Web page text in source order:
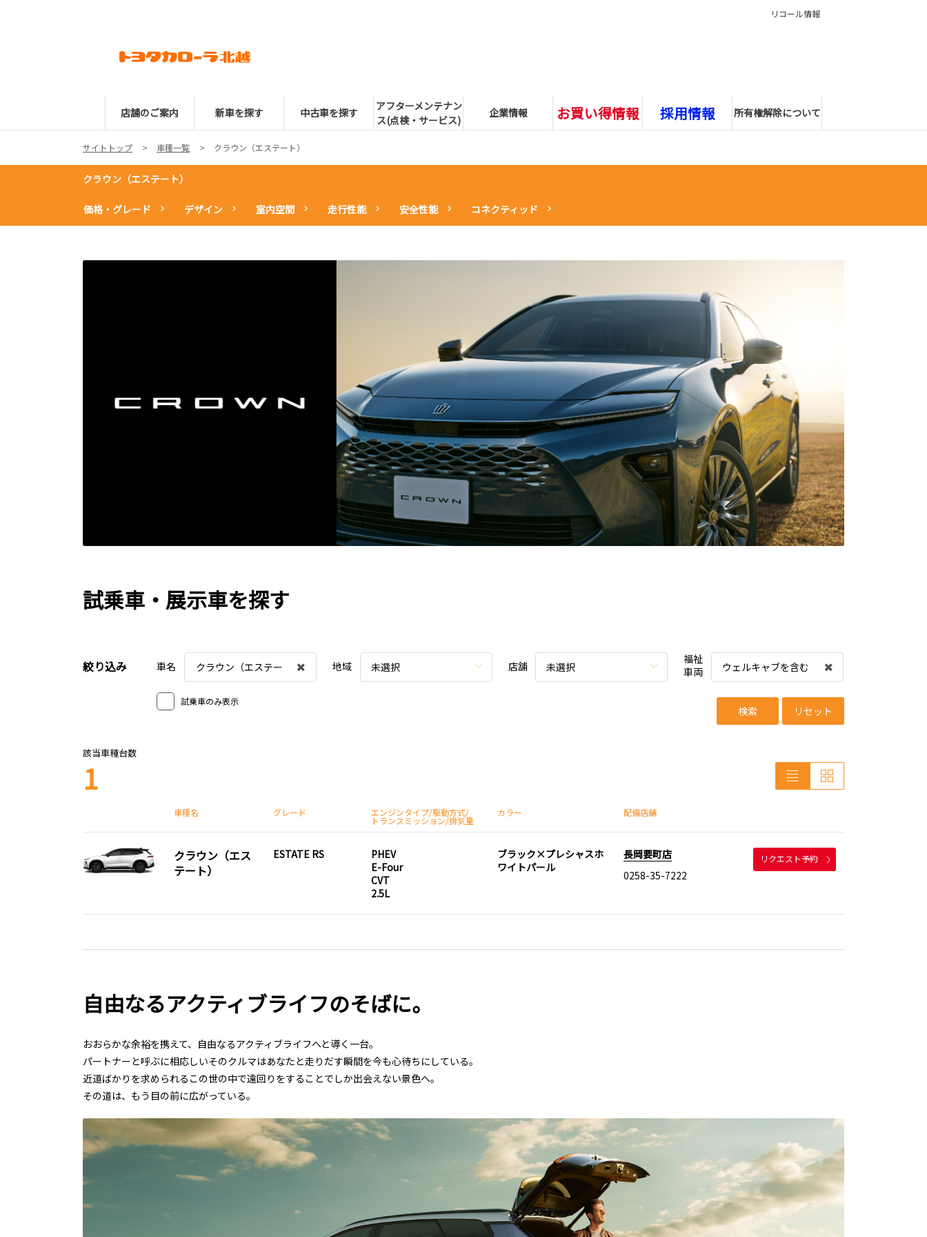
店舗のご案内 新車を探す 中古車を探す
アフターメンテナン
ス(点検・サービス)
企業情報 お買い得情報 採用情報 所有権解除について
リコール情報
サイトトップ 車種一覧 クラウン（エステート）
クラウン（エステート）
価格・グレード デザイン 室内空間 走行性能 安全性能 コネクティッド
試乗車・展示車を探す
絞り込み 車名
クラウン（エステー
ト）
地域 未選択 店舗 未選択
福祉
車両
ウェルキャブを含む
試乗車のみ表示
検索 リセット
該当車種台数
1
車種名 グレード エンジンタイプ/駆動方式/
トランスミッション/排気量
カラー 配備店舗
クラウン（エス
テート）
ESTATE RS
PHEV
E-Four
CVT
2.5L
ブラック×プレシャスホ
ワイトパール
長岡要町店
0258-35-7222
リクエスト予約
自由なるアクティブライフのそばに。
おおらかな余裕を携えて、自由なるアクティブライフへと導く一台。
パートナーと呼ぶに相応しいそのクルマはあなたと走りだす瞬間を今も心待ちにしている。
近道ばかりを求められるこの世の中で遠回りをすることでしか出会えない景色へ。
その道は、もう目の前に広がっている。